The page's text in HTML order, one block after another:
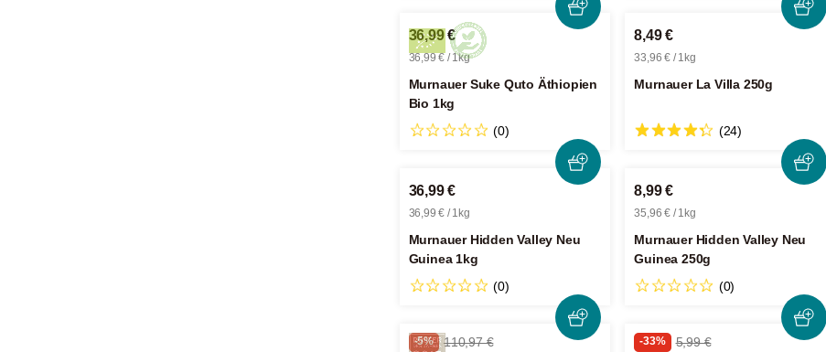
36,99 €
36,99 € / 1kg
Murnauer Suke Quto Äthiopien
Bio 1kg
(0)
8,49 €
33,96 € / 1kg
Murnauer La Villa 250g
(24)
36,99 €
36,99 € / 1kg
Murnauer Hidden Valley Neu
Guinea 1kg
(0)
8,99 €
35,96 € / 1kg
Murnauer Hidden Valley Neu
Guinea 250g
(0)
-5% 110,97 € -33% 5,99 €